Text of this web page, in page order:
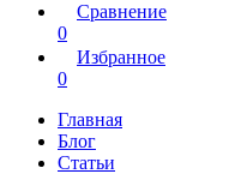
Сравнение
0
Избранное
0
Главная
Блог
Статьи